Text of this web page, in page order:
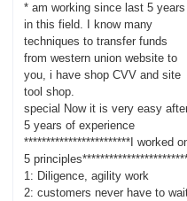
* am working since last 5 years
in this field. I know many
techniques to transfer funds
from western union website to
you, i have shop CVV and site
tool shop.
special Now it is very easy
5 years of experience
************************I worked
5
1: Diligence, agility work
2: customers never have to